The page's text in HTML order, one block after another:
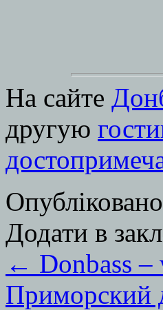
На сайте
другую
Додати в
← Donbass